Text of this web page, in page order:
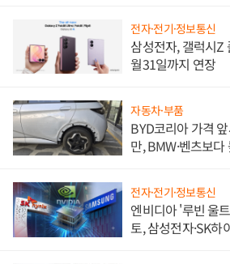
전자·전기·정보통신
삼성전자, 갤럭시Z
월31일까지 연장
자동차·부품
BYD코리아 가격
만, BMW·벤츠보
전자·전기·정보통신
엔비디아 '루빈 울
토, 삼성전자·SK